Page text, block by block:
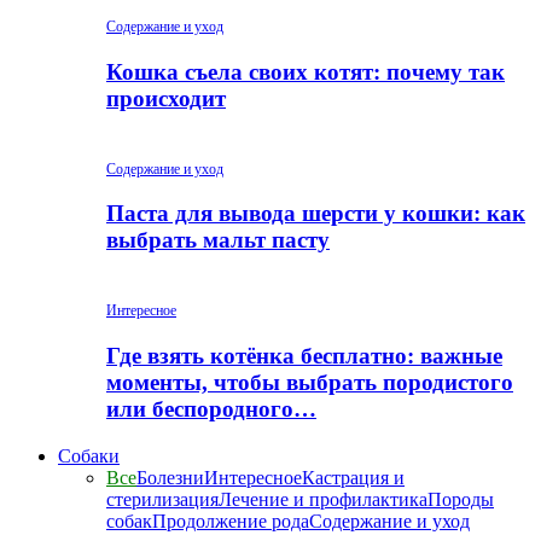
Содержание и уход
Кошка съела своих котят: почему так
происходит
Содержание и уход
Паста для вывода шерсти у кошки: как
выбрать мальт пасту
Интересное
Где взять котёнка бесплатно: важные
моменты, чтобы выбрать породистого
или беспородного…
Собаки
ВсеБолезниИнтересноеКастрация и
стерилизацияЛечение и профилактикаПороды
собакПродолжение родаСодержание и уход